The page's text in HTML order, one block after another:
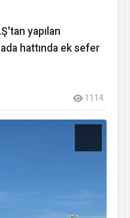
yapılan
hattında ek sefer
1114